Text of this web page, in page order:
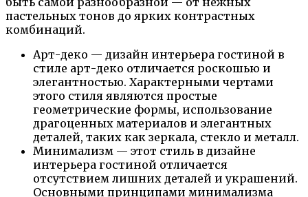
пастельных тонов до ярких контрастных
комбинаций.
Арт-деко — дизайн интерьера гостиной в
стиле арт-деко отличается роскошью и
элегантностью. Характерными чертами
этого стиля являются простые
геометрические формы, использование
драгоценных материалов и элегантных
деталей, таких как зеркала, стекло и металл.
Минимализм — этот стиль в дизайне
интерьера гостиной отличается
отсутствием лишних деталей и украшений.
Основными принципами минимализма